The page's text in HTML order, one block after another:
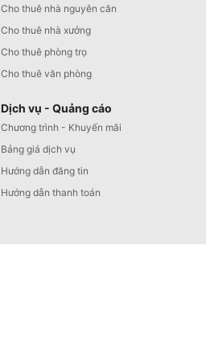
Cho thuê nhà nguyên căn
Cho thuê nhà xưởng
Cho thuê phòng trọ
Cho thuê văn phòng
Dịch vụ - Quảng cáo
Chương trình - Khuyến mãi
Bảng giá dịch vụ
Hướng dẫn đăng tin
Hướng dẫn thanh toán